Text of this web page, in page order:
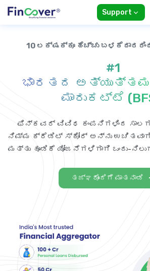
Support
10 ಲಕ್ಷಕ್ಕೂ ಹೆಚ್ಚು
#1
ಭಾರತದ ಅತ್ಯುತ್ತಮ
ಮಾರುಕಟ್ಟೆ
ಫಿನ್‌ಕವರ್ ವಿವಿಧ ಕಂಪನಿಗಳಿಂದ
ನಿಮ್ಮ ಕ್ರೆಡಿಟ್ ಸ್ಕೋರ್ ಅನ್ನು
ಮತ್ತು ಹೂಡಿಕೆ ಯೋಜನೆಗಳಿಗಾಗಿ ಒಂದು-
ತಜ್ಞರೊಂದಿಗೆ ಮಾತನಾಡಿ